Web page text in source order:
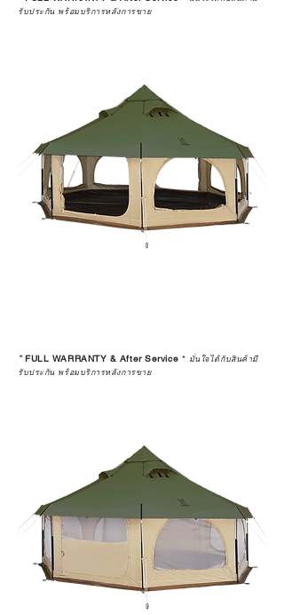
รับประกัน พร้อมบริการหลังการขาย
*FULL WARRANTY & After Service * มั่นใจได้กับสินค้ามี
รับประกัน พร้อมบริการหลังการขาย